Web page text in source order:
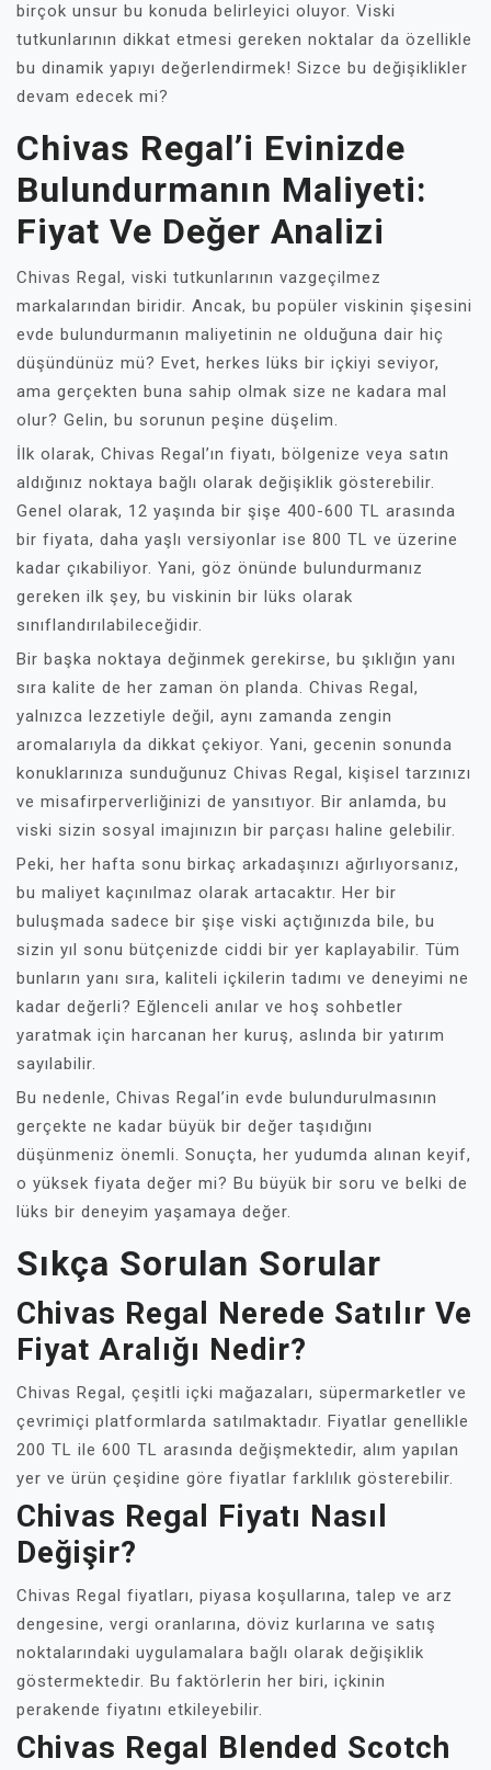
birçok unsur bu konuda belirleyici oluyor. Viski
tutkunlarının dikkat etmesi gereken noktalar da özellikle
bu dinamik yapıyı değerlendirmek! Sizce bu değişiklikler
devam edecek mi?
Chivas Regal’i Evinizde
Bulundurmanın Maliyeti:
Fiyat Ve Değer Analizi
Chivas Regal, viski tutkunlarının vazgeçilmez
markalarından biridir. Ancak, bu popüler viskinin şişesini
evde bulundurmanın maliyetinin ne olduğuna dair hiç
düşündünüz mü? Evet, herkes lüks bir içkiyi seviyor,
ama gerçekten buna sahip olmak size ne kadara mal
olur? Gelin, bu sorunun peşine düşelim.
İlk olarak, Chivas Regal’ın fiyatı, bölgenize veya satın
aldığınız noktaya bağlı olarak değişiklik gösterebilir.
Genel olarak, 12 yaşında bir şişe 400-600 TL arasında
bir fiyata, daha yaşlı versiyonlar ise 800 TL ve üzerine
kadar çıkabiliyor. Yani, göz önünde bulundurmanız
gereken ilk şey, bu viskinin bir lüks olarak
sınıflandırılabileceğidir.
Bir başka noktaya değinmek gerekirse, bu şıklığın yanı
sıra kalite de her zaman ön planda. Chivas Regal,
yalnızca lezzetiyle değil, aynı zamanda zengin
aromalarıyla da dikkat çekiyor. Yani, gecenin sonunda
konuklarınıza sunduğunuz Chivas Regal, kişisel tarzınızı
ve misafirperverliğinizi de yansıtıyor. Bir anlamda, bu
viski sizin sosyal imajınızın bir parçası haline gelebilir.
Peki, her hafta sonu birkaç arkadaşınızı ağırlıyorsanız,
bu maliyet kaçınılmaz olarak artacaktır. Her bir
buluşmada sadece bir şişe viski açtığınızda bile, bu
sizin yıl sonu bütçenizde ciddi bir yer kaplayabilir. Tüm
bunların yanı sıra, kaliteli içkilerin tadımı ve deneyimi ne
kadar değerli? Eğlenceli anılar ve hoş sohbetler
yaratmak için harcanan her kuruş, aslında bir yatırım
sayılabilir.
Bu nedenle, Chivas Regal’in evde bulundurulmasının
gerçekte ne kadar büyük bir değer taşıdığını
düşünmeniz önemli. Sonuçta, her yudumda alınan keyif,
o yüksek fiyata değer mi? Bu büyük bir soru ve belki de
lüks bir deneyim yaşamaya değer.
Sıkça Sorulan Sorular
Chivas Regal Nerede Satılır Ve
Fiyat Aralığı Nedir?
Chivas Regal, çeşitli içki mağazaları, süpermarketler ve
çevrimiçi platformlarda satılmaktadır. Fiyatlar genellikle
200 TL ile 600 TL arasında değişmektedir, alım yapılan
yer ve ürün çeşidine göre fiyatlar farklılık gösterebilir.
Chivas Regal Fiyatı Nasıl
Değişir?
Chivas Regal fiyatları, piyasa koşullarına, talep ve arz
dengesine, vergi oranlarına, döviz kurlarına ve satış
noktalarındaki uygulamalara bağlı olarak değişiklik
göstermektedir. Bu faktörlerin her biri, içkinin
perakende fiyatını etkileyebilir.
Chivas Regal Blended Scotch